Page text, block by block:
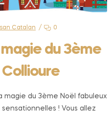
Catalan 0
du 3ème
magie du 3ème Noël fabuleux
! Vous allez